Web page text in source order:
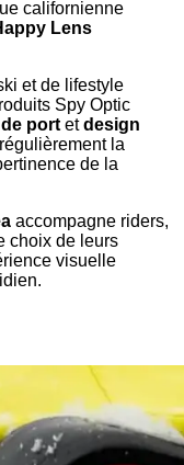
californienne
Lens
et de lifestyle
Spy Optic
portetdesign
la
de la
accompagne riders,
choix de leurs
visuelle